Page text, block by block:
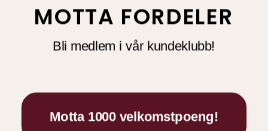
1.799,00 950,00
MOTTA FORDELER
Bli medlem i vår kundeklubb!
Motta 1000 velkomstpoeng!